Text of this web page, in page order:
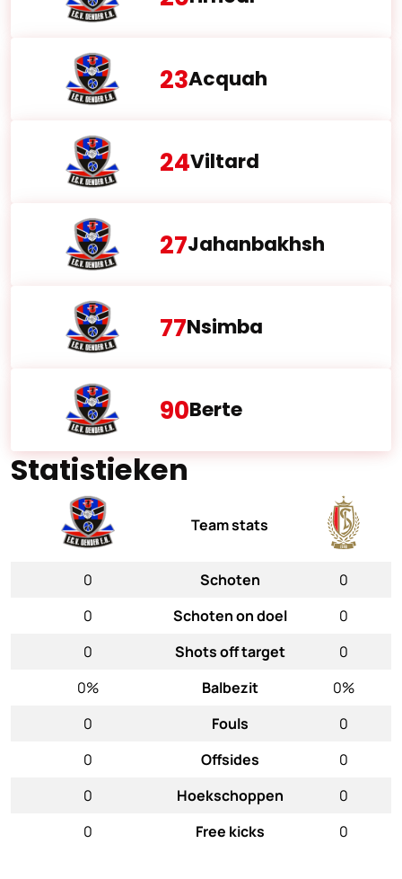
23Acquah
24Viltard
27Jahanbakhsh
77Nsimba
90Berte
Statistieken
Team stats
0 Schoten
0
0
Schoten on doel
0
0
Shots off target
0
0%
Balbezit
0%
0
Fouls
0
0
Offsides
0
0
Hoekschoppen
0
0
Free kicks 0